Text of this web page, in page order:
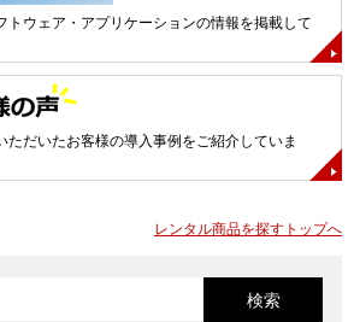
トウェア・アプリケーションの情報を掲載して
ただいたお客様の導入事例をご紹介していま
レンタル商品を探すトップへ